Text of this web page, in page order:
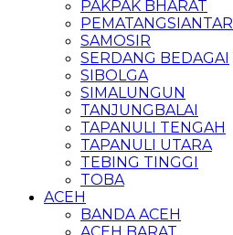
PAKPAK BHARAT
PEMATANGSIANTAR
SAMOSIR
SERDANG BEDAGAI
SIBOLGA
SIMALUNGUN
TANJUNGBALAI
TAPANULI TENGAH
TAPANULI UTARA
TEBING TINGGI
TOBA
ACEH
BANDA ACEH